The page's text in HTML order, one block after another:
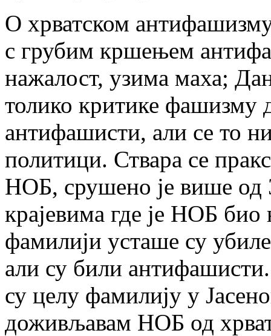
О хрватском
с грубим кршењем
нажалост, узима маха;
толико критике фашизму
антифашисти, али се то
политици. Ствара се
НОБ, срушено је више од
крајевима где је НОБ био
фамилији усташе су
али су били
су целу фамилију у
доживљавам НОБ од